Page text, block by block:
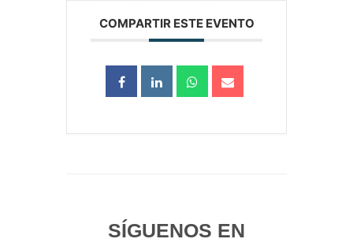
COMPARTIR ESTE EVENTO
SÍGUENOS EN